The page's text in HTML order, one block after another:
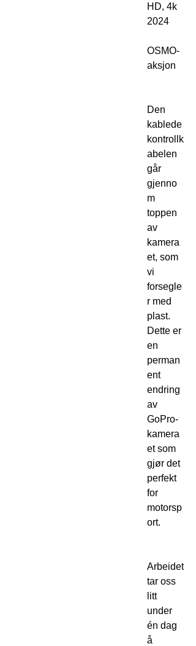
HD, 4k
2024
OSMO-
aksjon
Den
kablede
kontrollk
abelen
går
gjenno
m
toppen
av
kamera
et, som
vi
forsegle
r med
plast.
Dette er
en
perman
ent
endring
av
GoPro-
kamera
et som
gjør det
perfekt
for
motorsp
ort.
Arbeidet
tar oss
litt
under
én dag
å